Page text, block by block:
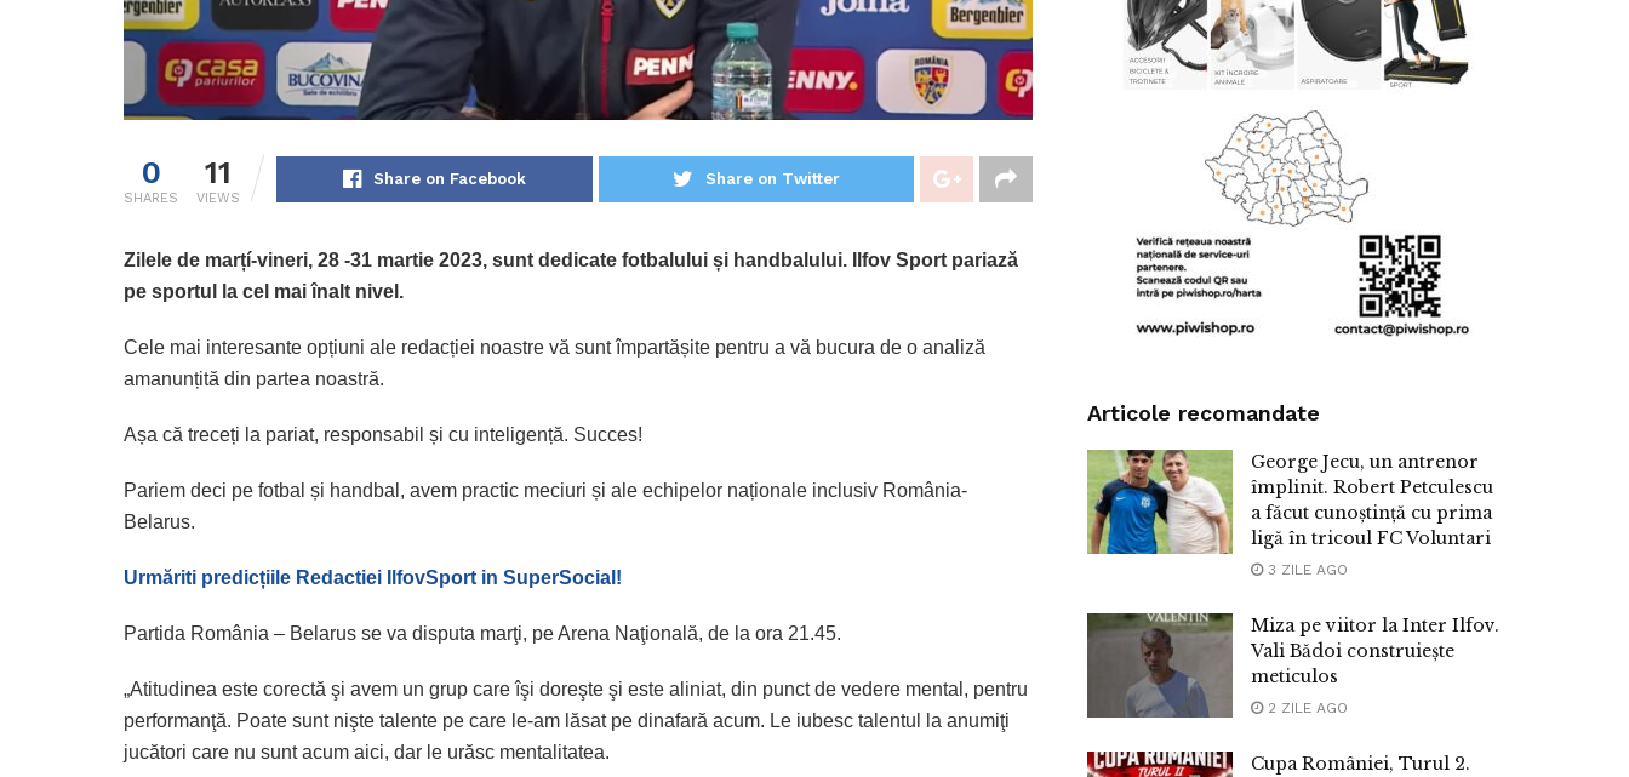
0
SHARES
11
VIEWS
Share on Facebook Share on Twitter
Zilele de marțí-vineri, 28 -31 martie 2023, sunt dedicate fotbalului și handbalului. Ilfov Sport pariază
pe sportul la cel mai înalt nivel.
Cele mai interesante opțiuni ale redacției noastre vă sunt împartășite pentru a vă bucura de o analiză
amanunțită din partea noastră.
Așa că treceți la pariat, responsabil și cu inteligență. Succes!
Pariem deci pe fotbal și handbal, avem practic meciuri și ale echipelor naționale inclusiv România-
Belarus.
Urmăriti predicțiile Redactiei IlfovSport in SuperSocial!
Partida România – Belarus se va disputa marţi, pe Arena Naţională, de la ora 21.45.
„Atitudinea este corectă şi avem un grup care îşi doreşte şi este aliniat, din punct de vedere mental, pentru
performanţă. Poate sunt nişte talente pe care le-am lăsat pe dinafară acum. Le iubesc talentul la anumiţi
jucători care nu sunt acum aici, dar le urăsc mentalitatea.
Articole recomandate
George Jecu, un antrenor
împlinit. Robert Petculescu
a făcut cunoștință cu prima
ligă în tricoul FC Voluntari
3 ZILE AGO
Miza pe viitor la Inter Ilfov.
Vali Bădoi construiește
meticulos
2 ZILE AGO
Cupa României, Turul 2.